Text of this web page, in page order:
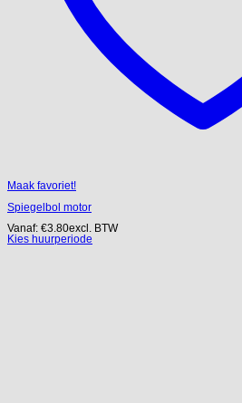
Maak favoriet!
Spiegelbol motor
Vanaf: €3.80excl. BTW
Kies huurperiode